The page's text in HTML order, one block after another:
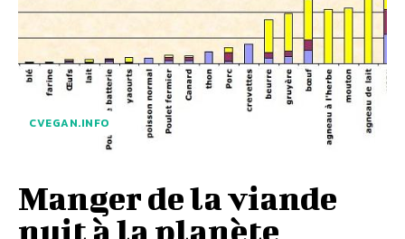
CVEGAN.INFO
Manger de la viande
nuit à la planète